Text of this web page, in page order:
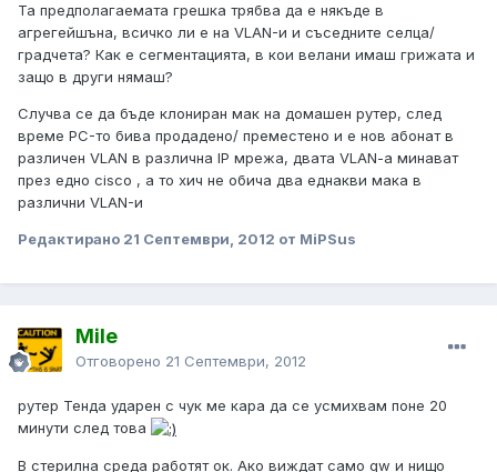
Та предполагаемата грешка трябва да е някъде в
агрегейшъна, всичко ли е на VLAN-и и съседните селца/
градчета? Как е сегментацията, в кои велани имаш грижата и
защо в други нямаш?
Случва се да бъде клониран мак на домашен рутер, след
време PC-то бива продадено/ преместено и е нов абонат в
различен VLAN в различна IP мрежа, двата VLAN-a минават
през едно cisco , а то хич не обича два еднакви мака в
различни VLAN-и
Редактирано 21 Септември, 2012 от MiPSus
Mile
Отговорено 21 Септември, 2012
рутер Тенда ударен с чук ме кара да се усмихвам поне 20
минути след това
В стерилна среда работят ок. Ако виждат само gw и нищо